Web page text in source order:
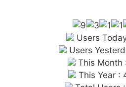
Users
Users
This Month
This Year :